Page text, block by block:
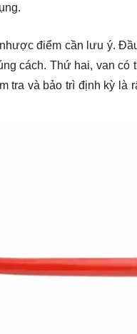
điểm cần lưu ý.
cách. Thứ hai, van có
tra và bảo trì định kỳ là